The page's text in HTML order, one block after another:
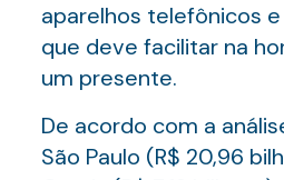
aparelhos telefônicos
que deve facilitar na
um presente.
De acordo com a
São Paulo (R$ 20,96